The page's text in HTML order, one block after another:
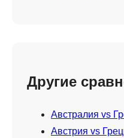
Другие
Австралия vs
Австрия vs